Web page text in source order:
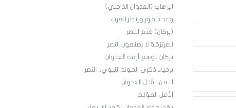
الإرهاب (العدوان الداخلي)
وعد بلفور وإنجاز العرب
(بركان) صَنَع النصر
المرتزقة لا يصنعون النصر
بركان يوسع أزمة العدوان
بإحياء ذكرى المولد النبوي.. النصر
اليمن.. قُتِلَ العدوان
الأمل المؤلـم